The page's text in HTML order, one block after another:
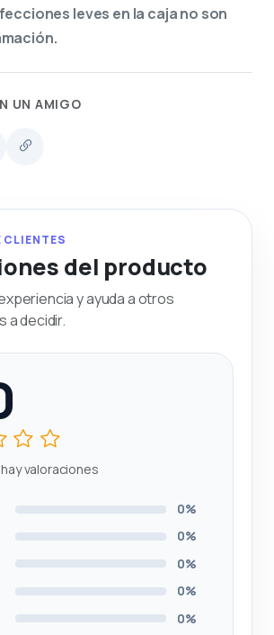
leves en la caja no son
UN AMIGO
CLIENTES
del producto
y ayuda a otros
a decidir.
valoraciones
0%
0%
0%
0%
0%